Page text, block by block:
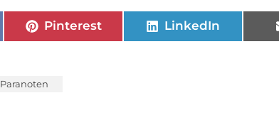
Pinterest LinkedIn
Paranoten